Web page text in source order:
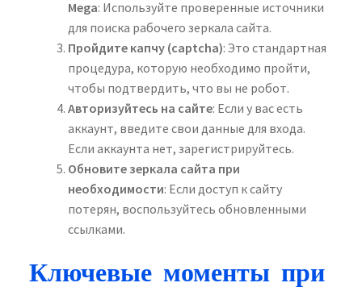
Mega: Используйте проверенные источники
для поиска рабочего зеркала сайта.
Пройдите капчу (captcha): Это стандартная
процедура, которую необходимо пройти,
чтобы подтвердить, что вы не робот.
Авторизуйтесь на сайте: Если у вас есть
аккаунт, введите свои данные для входа.
Если аккаунта нет, зарегистрируйтесь.
Обновите зеркала сайта при
необходимости: Если доступ к сайту
потерян, воспользуйтесь обновленными
ссылками.
Ключевые моменты при